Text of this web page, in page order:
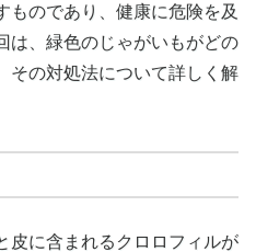
ものであり、健康に危険を及
は、緑色のじゃがいもがどの
その対処法について詳しく解
皮に含まれるクロロフィルが